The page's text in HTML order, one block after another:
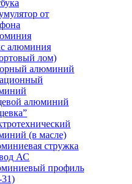
от
алюминия
лом)
алюминий
алюминий
(в масле)
стружка
АС
профиль